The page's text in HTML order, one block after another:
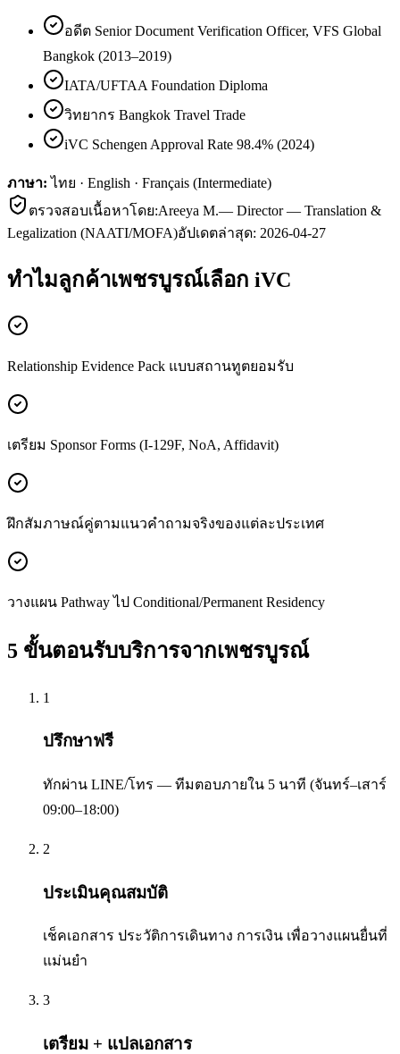
อดีต Senior Document Verification Officer, VFS Global
Bangkok (2013–2019)
IATA/UFTAA Foundation Diploma
วิทยากร Bangkok Travel Trade
iVC Schengen Approval Rate 98.4% (2024)
ภาษา: ไทย · English · Français (Intermediate)
ตรวจสอบเนื้อหาโดย:Areeya M.— Director — Translation &
Legalization (NAATI/MOFA)อัปเดตล่าสุด: 2026-04-27
ทำไมลูกค้าเพชรบูรณ์เลือก iVC
Relationship Evidence Pack แบบสถานทูตยอมรับ
เตรียม Sponsor Forms (I-129F, NoA, Affidavit)
ฝึกสัมภาษณ์คู่ตามแนวคำถามจริงของแต่ละประเทศ
วางแผน Pathway ไป Conditional/Permanent Residency
5 ขั้นตอนรับบริการจากเพชรบูรณ์
1
ปรึกษาฟรี
ทักผ่าน LINE/โทร — ทีมตอบภายใน 5 นาที (จันทร์–เสาร์
09:00–18:00)
2
ประเมินคุณสมบัติ
เช็คเอกสาร ประวัติการเดินทาง การเงิน เพื่อวางแผนยื่นที่
แม่นยำ
3
เตรียม + แปลเอกสาร